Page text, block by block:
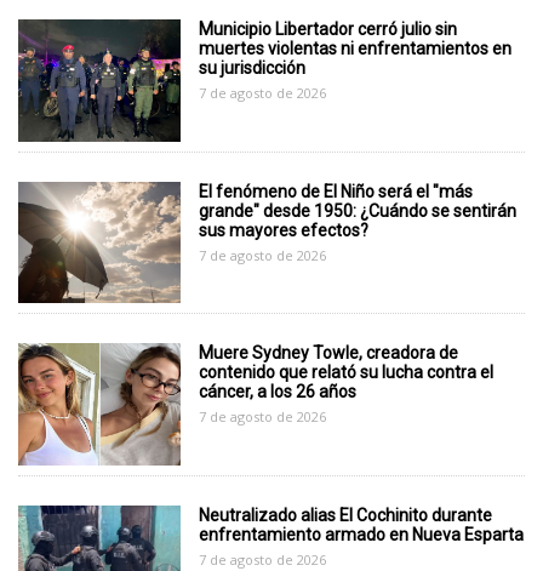
Municipio Libertador cerró julio sin
muertes violentas ni enfrentamientos en
su jurisdicción
7 de agosto de 2026
El fenómeno de El Niño será el "más
grande" desde 1950: ¿Cuándo se sentirán
sus mayores efectos?
7 de agosto de 2026
Muere Sydney Towle, creadora de
contenido que relató su lucha contra el
cáncer, a los 26 años
7 de agosto de 2026
Neutralizado alias El Cochinito durante
enfrentamiento armado en Nueva Esparta
7 de agosto de 2026